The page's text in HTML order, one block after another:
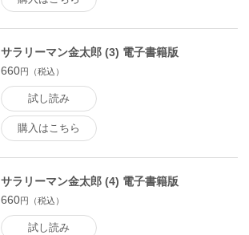
サラリーマン金太郎 (3) 電子書籍版
660円（税込）
試し読み
購入はこちら
サラリーマン金太郎 (4) 電子書籍版
660円（税込）
試し読み